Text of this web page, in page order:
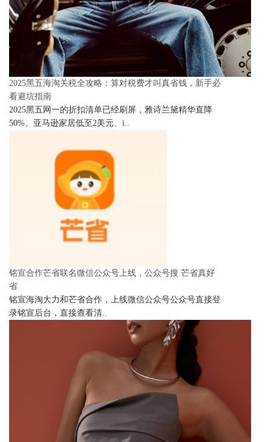
2025黑五海淘关税全攻略：算对税费才叫真省钱，新手必
看避坑指南
2025黑五网一的折扣清单已经刷屏，雅诗兰黛精华直降
50%、亚马逊家居低至2美元、i..
铭宣合作芒省联名微信公众号上线，公众号搜 芒省真好
省
铭宣海淘大力和芒省合作，上线微信公众号公众号直接登
录铭宣后台，直接查看清..